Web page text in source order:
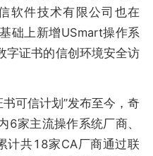
软件技术有限公司也在
础上新增USmart操作系
字证书的信创环境安全访
可信计划”发布至今，奇
6家主流操作系统厂商、
计共18家CA厂商通过联